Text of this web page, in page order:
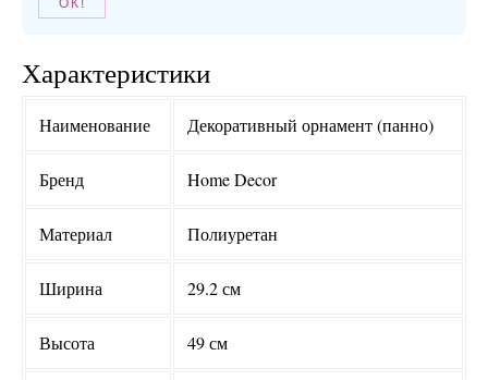
Характеристики
Наименование Декоративный орнамент (панно)
Бренд Home Decor
Материал Полиуретан
Ширина 29.2 см
Высота 49 см